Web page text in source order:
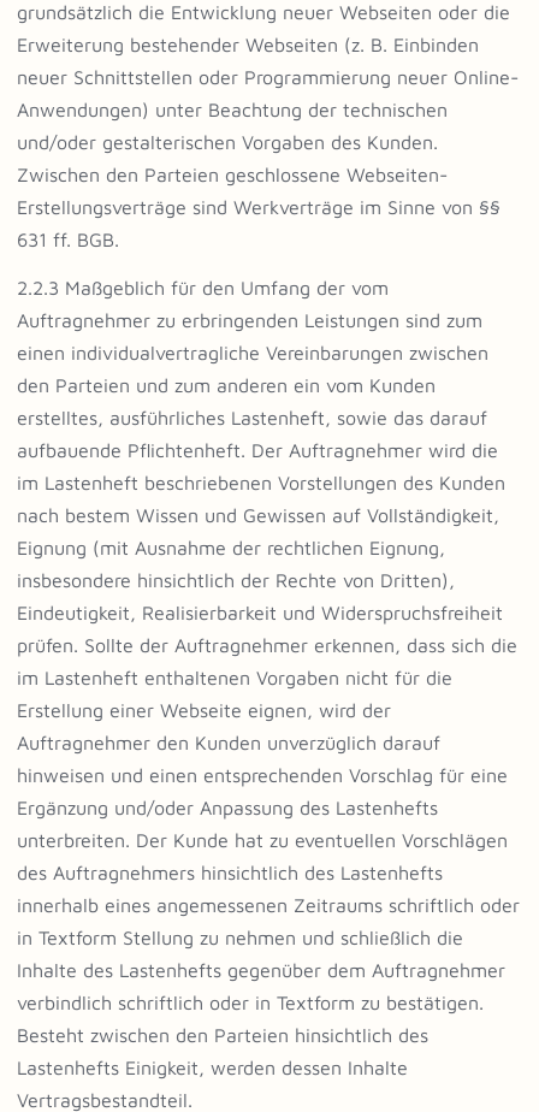
grundsätzlich die Entwicklung neuer Webseiten oder die
Erweiterung bestehender Webseiten (z. B. Einbinden
neuer Schnittstellen oder Programmierung neuer Online-
Anwendungen) unter Beachtung der technischen
und/oder gestalterischen Vorgaben des Kunden.
Zwischen den Parteien geschlossene Webseiten-
Erstellungsverträge sind Werkverträge im Sinne von §§
631 ff. BGB.
2.2.3 Maßgeblich für den Umfang der vom
Auftragnehmer zu erbringenden Leistungen sind zum
einen individualvertragliche Vereinbarungen zwischen
den Parteien und zum anderen ein vom Kunden
erstelltes, ausführliches Lastenheft, sowie das darauf
aufbauende Pflichtenheft. Der Auftragnehmer wird die
im Lastenheft beschriebenen Vorstellungen des Kunden
nach bestem Wissen und Gewissen auf Vollständigkeit,
Eignung (mit Ausnahme der rechtlichen Eignung,
insbesondere hinsichtlich der Rechte von Dritten),
Eindeutigkeit, Realisierbarkeit und Widerspruchsfreiheit
prüfen. Sollte der Auftragnehmer erkennen, dass sich die
im Lastenheft enthaltenen Vorgaben nicht für die
Erstellung einer Webseite eignen, wird der
Auftragnehmer den Kunden unverzüglich darauf
hinweisen und einen entsprechenden Vorschlag für eine
Ergänzung und/oder Anpassung des Lastenhefts
unterbreiten. Der Kunde hat zu eventuellen Vorschlägen
des Auftragnehmers hinsichtlich des Lastenhefts
innerhalb eines angemessenen Zeitraums schriftlich oder
in Textform Stellung zu nehmen und schließlich die
Inhalte des Lastenhefts gegenüber dem Auftragnehmer
verbindlich schriftlich oder in Textform zu bestätigen.
Besteht zwischen den Parteien hinsichtlich des
Lastenhefts Einigkeit, werden dessen Inhalte
Vertragsbestandteil.